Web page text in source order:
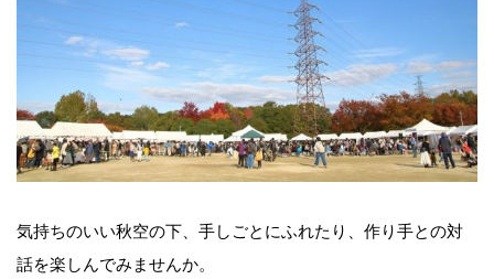
気持ちのいい秋空の下、手しごとにふれたり、作り手との対
話を楽しんでみませんか。